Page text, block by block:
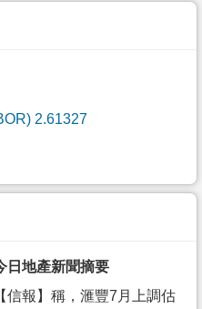
2.61327
日地產新聞摘要
【信報】稱，滙豐7月上調估